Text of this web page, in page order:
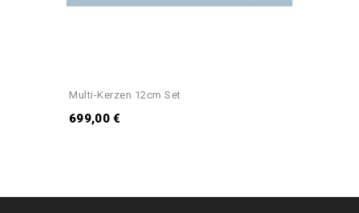
Multi-Kerzen 12cm Set
699,00 €